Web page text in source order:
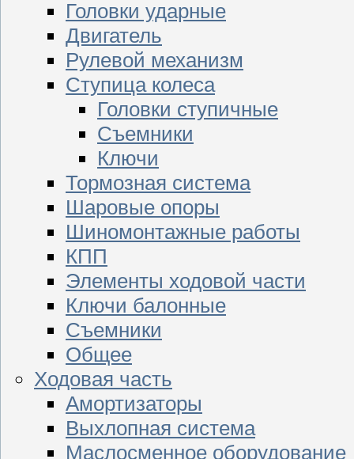
Головки ударные
Двигатель
Рулевой механизм
Ступица колеса
Головки ступичные
Съемники
Ключи
Тормозная система
Шаровые опоры
Шиномонтажные работы
КПП
Элементы ходовой части
Ключи балонные
Съемники
Общее
Ходовая часть
Амортизаторы
Выхлопная система
Маслосменное оборудование